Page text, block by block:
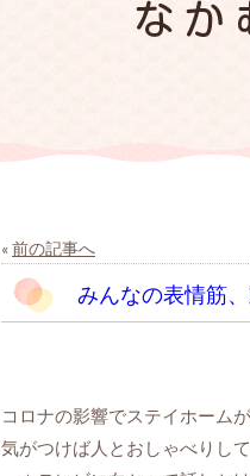
«前の記事へ
みんなの表情筋、
コロナの影響でステイホームが
気がつけば人とおしゃべりし